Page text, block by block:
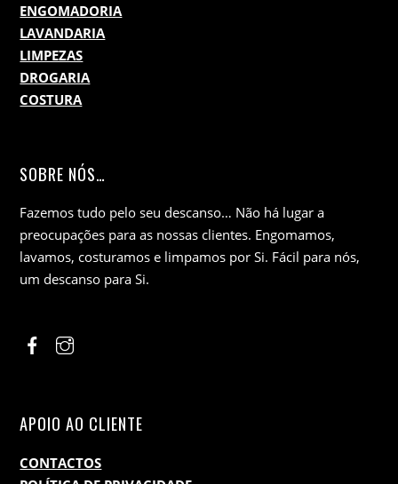
ENGOMADORIA
LAVANDARIA
LIMPEZAS
DROGARIA
COSTURA
SOBRE NÓS…
Fazemos tudo pelo seu descanso… Não há lugar a
preocupações para as nossas clientes. Engomamos,
lavamos, costuramos e limpamos por Si. Fácil para nós,
um descanso para Si.
APOIO AO CLIENTE
CONTACTOS